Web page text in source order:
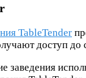
TableTender
доступ до